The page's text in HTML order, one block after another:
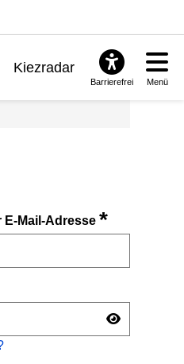
Kiezradar
Barrierefrei Menü
E-Mail-Adresse*